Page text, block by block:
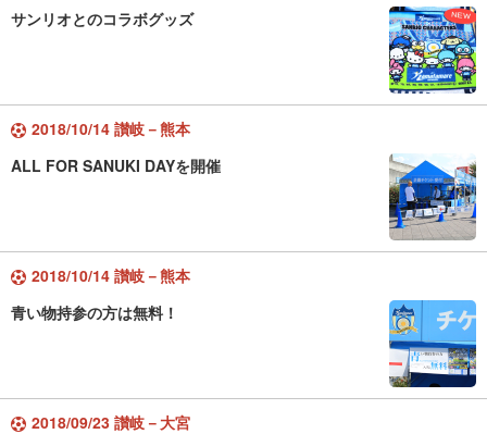
サンリオとのコラボグッズ
2018/10/14 讃岐－熊本
ALL FOR SANUKI DAYを開催
2018/10/14 讃岐－熊本
青い物持参の方は無料！
2018/09/23 讃岐－大宮